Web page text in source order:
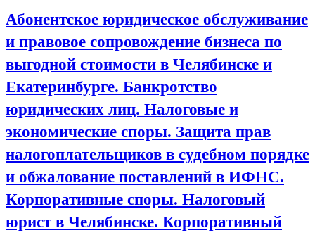
Абонентское юридическое обслуживание
и правовое сопровождение бизнеса по
выгодной стоимости в Челябинске и
Екатеринбурге. Банкротство
юридических лиц. Налоговые и
экономические споры. Защита прав
налогоплательщиков в судебном порядке
и обжалование поставлений в ИФНС.
Корпоративные споры. Налоговый
юрист в Челябинске. Корпоративный